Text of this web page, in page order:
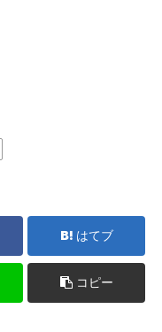
はてブ
コピー